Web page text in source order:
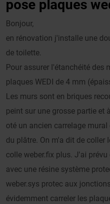
pose plaques
Bonjour,
en rénovation j'installe une
de toilette.
Pour assurer l'étanchéité des
plaques WEDI de 4 mm
Les murs sont en briques
peint sur une grosse partie et
oté un ancien carrelage
du plâtre. On m'a dit de coller
colle weber.fix plus. J'ai
avec une résine système
weber.sys protec aux
évidemment carreler les